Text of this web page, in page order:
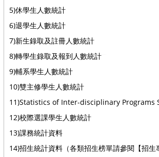
5)休學生人數統計
6)退學生人數統計
7)新生錄取及註冊人數統計
8)轉學生錄取及報到人數統計
9)輔系學生人數統計
10)雙主修學生人數統計
11)Statistics of Inter-disciplinary Programs
12)校際選課學生人數統計
13)課務統計資料
14)招生統計資料（各類招生榜單請參閱【招生